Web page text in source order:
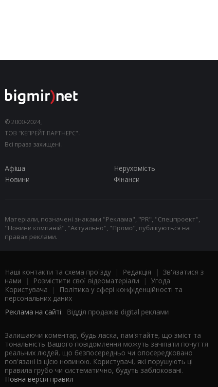
© 2000-2024,
ТОВ "КЕПРЕЙТ ПАРТНЕРС".
Всі права захищені.
Афіша
Нерухомість
Новини
Фінанси
Матеріали, позначені знаками "Реклама", "PR", "Спецпроект",
"Новини компаній", "Актуально", "Промо", публікуються на
правах реклами.
Наші контакти та схема проїзду | Редакція | Зв'язатися з
нами | Розмістити свої відеоматеріали | Угода
Користувача |
Політика у сфері конфіденційності та
персональних даних
Реклама на сайті: Відділ продажів digital реклами
Залишаючи коментар, будь ласка, пам'ятайте, що зміст та
тональність Вашого повідомлення можуть зачіпати почуття
реальних людей, що безпосередньо чи опосередковано
пов'язані із цією новиною. Користувачі, які порушують ці
правила грубо чи систематично, будуть заблоковані.
Повна версія правил